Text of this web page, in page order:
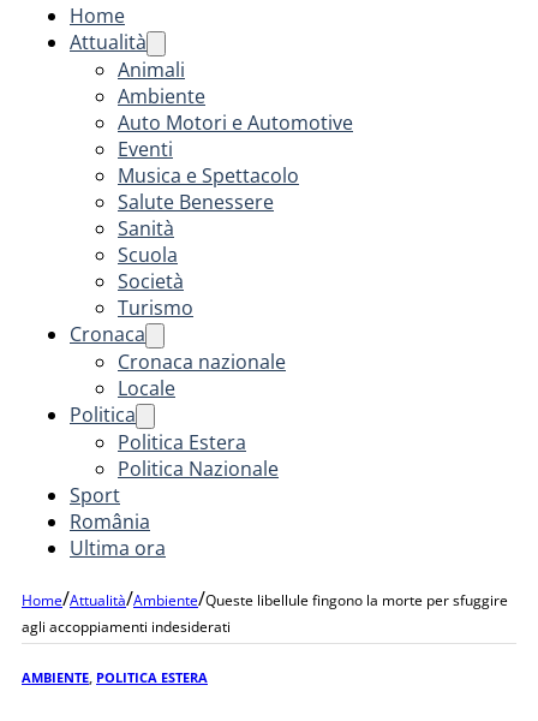
Home
Attualità
Animali
Ambiente
Auto Motori e Automotive
Eventi
Musica e Spettacolo
Salute Benessere
Sanità
Scuola
Società
Turismo
Cronaca
Cronaca nazionale
Locale
Politica
Politica Estera
Politica Nazionale
Sport
România
Ultima ora
Home/Attualità/Ambiente/Queste libellule fingono la morte per sfuggire
agli accoppiamenti indesiderati
AMBIENTE POLITICA ESTERA